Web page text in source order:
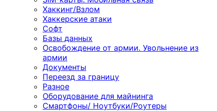
Хаккинг/Взлом
Хаккерские атаки
Софт
Базы данных
Освобождение от армии. Увольнение из
армии
Документы
Переезд за границу
Разное
Оборудование для майнинга
Смартфоны/ Ноутбуки/Роутеры